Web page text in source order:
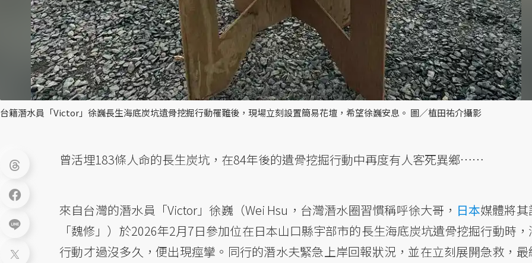
台籍潛水員「Victor」徐巍長生海底炭坑遺骨挖掘行動罹難後，現場立刻設置簡易花壇，希望徐巍安息。 圖／植田祐介攝影
曾活埋183條人命的長生炭坑，在84年後的遺骨挖掘行動中再度有人客死異鄉⋯⋯
來自台灣的潛水員「Victor」徐巍（Wei Hsu，台灣潛水圈習慣稱呼徐大哥， 日本媒體將其
「魏修」）於2026年2月7日參加位在日本山口縣宇部市的長生海底炭坑遺骨挖掘行動時
行動才過沒多久，便出現痙攣。同行的潛水夫緊急上岸回報狀況，並在立刻展開急救，最